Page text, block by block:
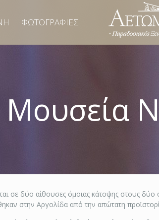
ΦΩΤΟΓΡΑΦΙΕΣ
Μουσεία
σε δύο αίθουσες όμοιας κάτοψης στους δύο
στην Αργολίδα από την απώτατη